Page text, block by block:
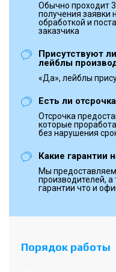
Обычно проходит
получения
обработкой и
заказчика
Присутствуют
лейблы
«Да», лейблы
Есть ли
Отсрочка
которые
без нарушения
Какие гарантии
Мы
производителей,
гарантии что и
Порядок работы